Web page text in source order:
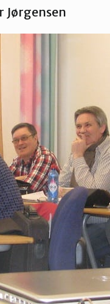
Jørgensen